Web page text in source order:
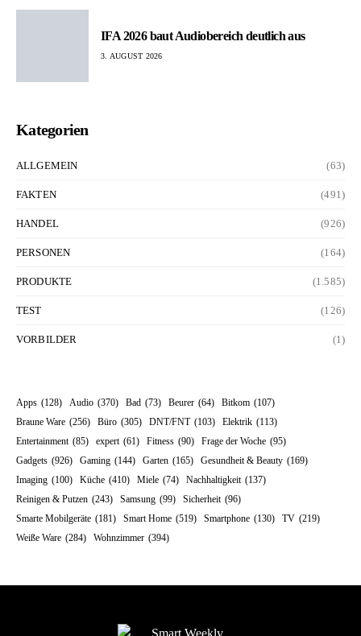
IFA 2026 baut Audiobereich deutlich aus
3. AUGUST 2026
Kategorien
ALLGEMEIN (63)
FAKTEN (491)
HANDEL (926)
PERSONEN (164)
PRODUKTE (1.585)
TEST (126)
VORBILDER (1)
Apps (128) Audio (370) Bad (73) Beurer (64) Bitkom (107)
Braune Ware (256) Büro (305) DNT/FNT (103) Elektrik (113)
Entertainment (85) expert (61) Fitness (90) Frage der Woche (95)
Gadgets (926) Gaming (144) Garten (165) Gesundheit & Beauty (169)
Imaging (100) Küche (410) Miele (74) Nachhaltigkeit (137)
Reinigen & Putzen (243) Samsung (99) Sicherheit (96)
Smarte Mobilgeräte (181) Smart Home (519) Smartphone (130) TV (219)
Weiße Ware (284) Wohnzimmer (394)